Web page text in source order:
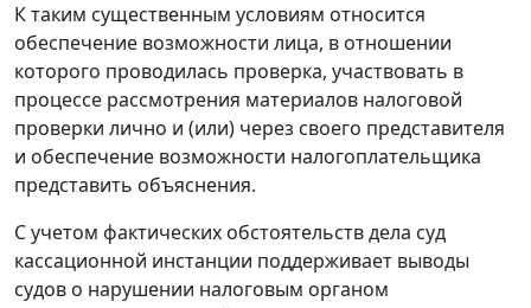
К таким существенным условиям относится
обеспечение возможности лица, в отношении
которого проводилась проверка, участвовать в
процессе рассмотрения материалов налоговой
проверки лично и (или) через своего представителя
и обеспечение возможности налогоплательщика
представить объяснения.
С учетом фактических обстоятельств дела суд
кассационной инстанции поддерживает выводы
судов о нарушении налоговым органом